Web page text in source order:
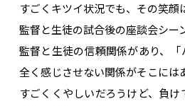
すごくキツイ状況でも、その笑顔
監督と生徒の試合後の座談会シー
監督と生徒の信頼関係があり、
全く感じさせない関係がそこには
すごくくやしいだろうけど、負